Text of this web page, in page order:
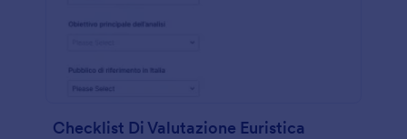
Checklist Di Valutazione Euristica